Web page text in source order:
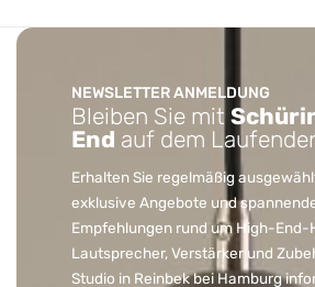
NEWSLETTER ANMELDUNG
Bleiben Sie mit
End auf dem
Erhalten Sie regelmäßig
exklusive Angebote und
Empfehlungen rund um High-End-
Lautsprecher, Verstärker und
Studio in Reinbek bei Hamburg